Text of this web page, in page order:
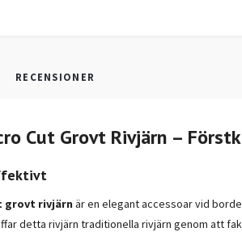
RECENSIONER
Cut Grovt Rivjärn –
grovt rivjärn är en elegant accessoar vid
detta rivjärn traditionella rivjärn genom att